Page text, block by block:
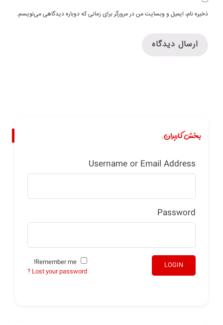
ذخیره نام، ایمیل و وبسایت من در مرورگر برای زمانی که دوباره دیدگاهی می‌نویسم.
بخش کاربران.
Username or Email Address
Password
LOGIN
Lost your password ?